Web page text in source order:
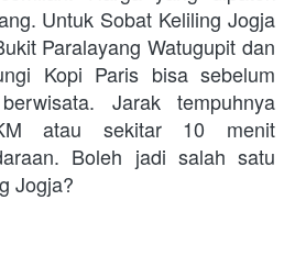
Untuk Sobat Keliling Jogja
Paralayang Watugupit dan
Kopi Paris bisa sebelum
Jarak tempuhnya
atau sekitar 10 menit
Boleh jadi salah satu
Jogja?